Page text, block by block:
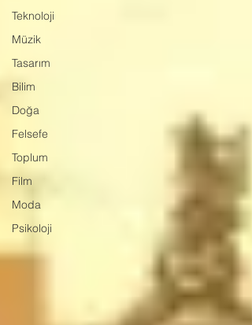
Teknoloji
Müzik
Tasarım
Bilim
Doğa
Felsefe
Toplum
Film
Moda
Psikoloji